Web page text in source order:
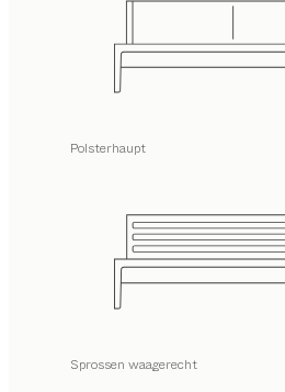
Polsterhaupt
Sprossen waagerecht